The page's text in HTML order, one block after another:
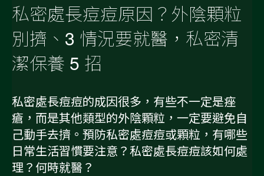
私密處長痘痘原因？外陰顆粒
別擠、3 情況要就醫，私密清
潔保養 5 招
私密處長痘痘的成因很多，有些不一定是痤
瘡，而是其他類型的外陰顆粒，一定要避免自
己動手去擠。預防私密處痘痘或顆粒，有哪些
日常生活習慣要注意？私密處長痘痘該如何處
理？何時就醫？